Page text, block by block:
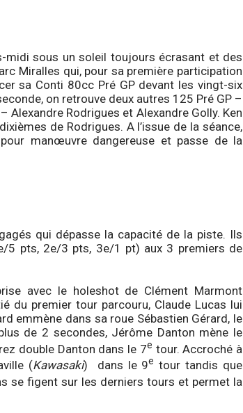
midi sous un soleil toujours écrasant et des
Miralles qui, pour sa première participation
sa Conti 80cc Pré GP devant les vingt-six
on retrouve deux autres 125 Pré GP –
Rodrigues et Alexandre Golly. Ken
de Rodrigues. A l’issue de la séance,
manœuvre dangereuse et passe de la
qui dépasse la capacité de la piste. Ils
5 pts, 2e/3 pts, 3e/1 pt) aux 3 premiers de
avec le holeshot de Clément Marmont
du premier tour parcouru, Claude Lucas lui
emmène dans sa roue Sébastien Gérard, le
de 2 secondes, Jérôme Danton mène le
double Danton dans le 7e tour. Accroché à
(Kawasaki) dans le 9e tour tandis que
se figent sur les derniers tours et permet la